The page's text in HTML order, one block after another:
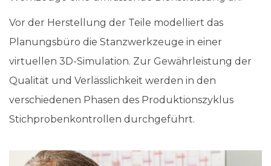
Vor der Herstellung der Teile modelliert das
Planungsbüro die Stanzwerkzeuge in einer
virtuellen 3D-Simulation. Zur Gewährleistung der
Qualität und Verlässlichkeit werden in den
verschiedenen Phasen des Produktionszyklus
Stichprobenkontrollen durchgeführt.